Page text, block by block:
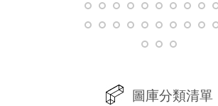
圖庫分類清單